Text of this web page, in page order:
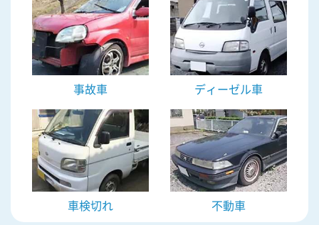
事故車 ディーゼル車
車検切れ 不動車